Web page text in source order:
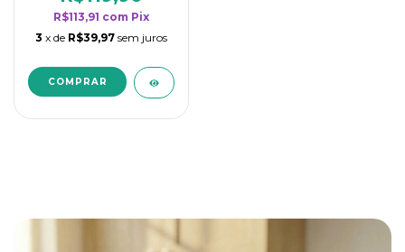
R$113,91 com Pix
3 x de R$39,97 sem juros